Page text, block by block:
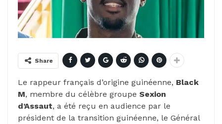
Share
Le rappeur français d’origine guinéenne, Black
M, membre du célèbre groupe Sexion
d’Assaut, a été reçu en audience par le
président de la transition guinéenne, le Général